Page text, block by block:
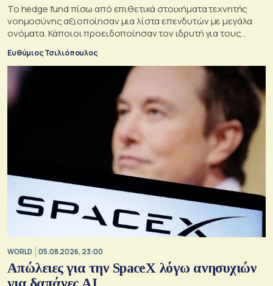
Το hedge fund πίσω από επιθετικά στοιχήματα τεχνητής
νοημοσύνης αξιοποίησαν μια λίστα επενδυτών με μεγάλα
ονόματα. Κάποιοι προειδοποίησαν τον ιδρυτή για τους
Ευθύμιος Τσιλιόπουλος
WORLD 05.08.2026, 23:00
Απώλειες για την SpaceX λόγω ανησυχιών